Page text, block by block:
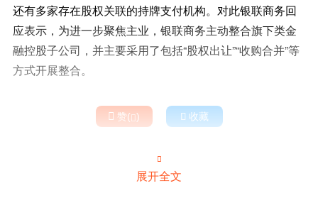
还有多家存在股权关联的持牌支付机构。对此银联商务回
应表示，为进一步聚焦主业，银联商务主动整合旗下类金
融控股子公司，并主要采用了包括“股权出让”“收购合并”等
方式开展整合。
 赞()  收藏

展开全文